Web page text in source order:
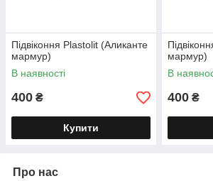
Підвіконня Plastolit (Аликанте
мармур)
В наявності
400 ₴
Купити
мармур)
В
400 ₴
Про нас